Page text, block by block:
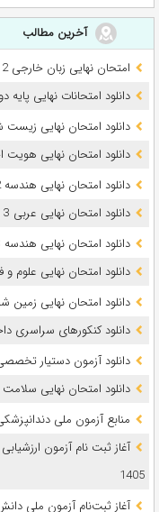
آخرین مطالب
امتحان نهایی زبان خارجی 2 پایه یازدهم تیر و مرداد 1405 + فایل صوتی
دانلود امتحانات نهایی پایه
دانلود امتحان نهایی زیست شناسی 2 پایه یازدهم
دانلود امتحان نهایی هویت
دانلود امتحان نهایی هندسه 2 پایه یازدهم تیر 1405 + پاسخ
دانلود امتحان نهایی عربی 3 پایه دوازدهم تیر 1405 + پاسخ
دانلود امتحان نهایی هندسه 3 پایه دوازدهم تیر 1405
دانلود امتحان نهایی علوم و فنون ادبی 3 پایه
دانلود امتحان نهایی زمین
دانلود کنکورهای سراسری داخل و
دانلود آزمون دستیار تخصصی پزشکی
دانلود امتحان نهایی سلامت و
ﻣﻨﺎﺑﻊ آزﻣﻮن ﻣﻠﯽ دندانپزشکی سال 1405 (دوره
آغاز ثبت نام آزمون‌
1405
آغاز ثبت‌نام آزمون ملی